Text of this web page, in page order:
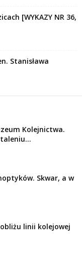
[WYKAZY NR 36,
Stanisława
Kolejnictwa.
Skwar, a w
linii kolejowej